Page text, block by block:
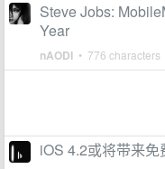
Steve Jobs:
Year
nAODI • 776
iOS 4.2或将带来免